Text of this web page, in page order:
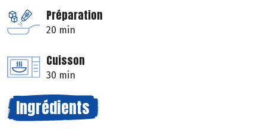
Préparation
20 min
Cuisson
30 min
Ingrédients